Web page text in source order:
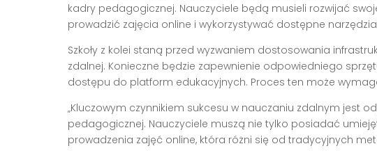
kadry pedagogicznej. Nauczyciele będą musieli rozwijać
prowadzić zajęcia online i wykorzystywać dostępne
Szkoły z kolei staną przed wyzwaniem dostosowania
zdalnej. Konieczne będzie zapewnienie odpowiedniego
dostępu do platform edukacyjnych. Proces ten może
„Kluczowym czynnikiem sukcesu w nauczaniu zdalnym jest
pedagogicznej. Nauczyciele muszą nie tylko posiadać
prowadzenia zajęć online, która różni się od tradycyjnych